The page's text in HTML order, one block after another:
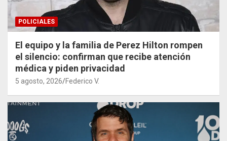
POLICIALES
El equipo y la familia de Perez Hilton rompen
el silencio: confirman que recibe atención
médica y piden privacidad
5 agosto, 2026 Federico V.